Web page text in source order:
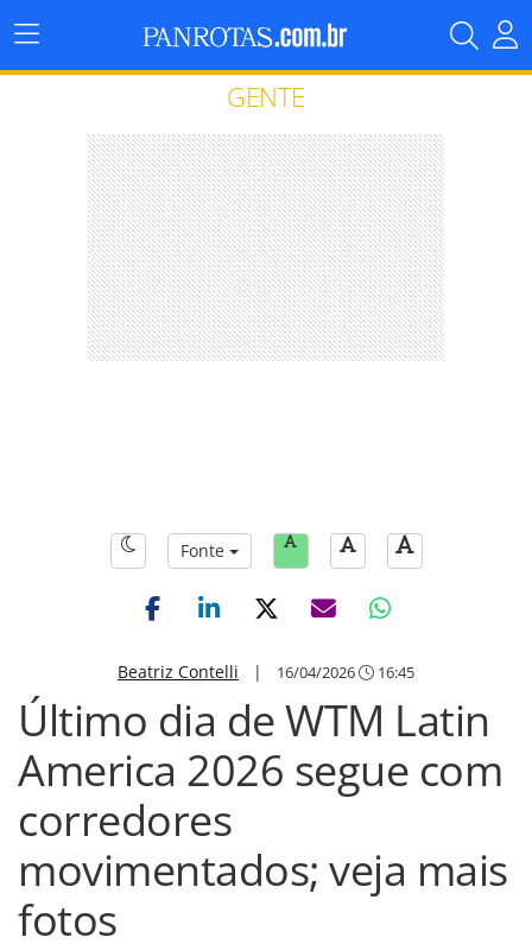
Menu
Principal
GENTE
Fonte
Beatriz Contelli | 16/04/2026 16:45
Último dia de WTM Latin
America 2026 segue com
corredores
movimentados; veja mais
fotos